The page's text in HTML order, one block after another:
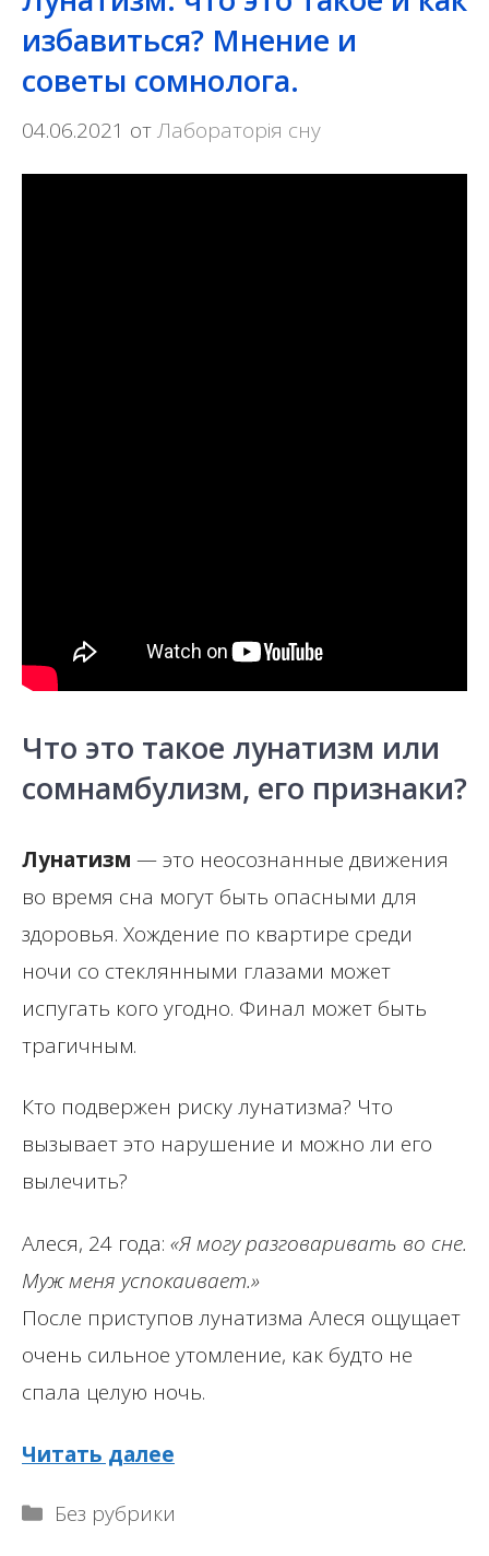
избавиться? Мнение и
советы сомнолога.
04.06.2021 отЛабораторія сну
Что это такое лунатизм или
сомнамбулизм, его признаки?
Лунатизм — это неосознанные движения
во время сна могут быть опасными для
здоровья. Хождение по квартире среди
ночи со стеклянными глазами может
испугать кого угодно. Финал может быть
трагичным.
Кто подвержен риску лунатизма? Что
вызывает это нарушение и можно ли его
вылечить?
Алеся, 24 года: «Я могу разговаривать во сне.
Муж меня успокаивает.»
После приступов лунатизма Алеся ощущает
очень сильное утомление, как будто не
спала целую ночь.
Читать далее
Рубрики
Без рубрики